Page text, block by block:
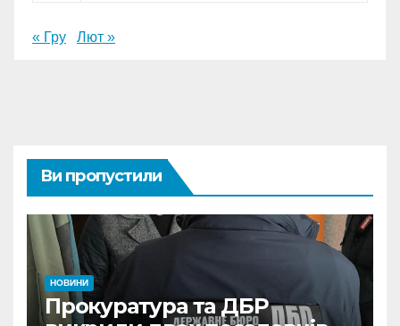
« Гру Лют »
Ви пропустили
НОВИНИ
Прокуратура та ДБР